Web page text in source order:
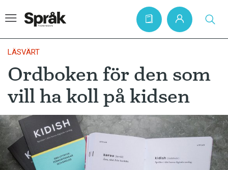
Hem
Artiklar
Krönikor
Språkfrågor
Skrivtips
LÄSVÄRT
Ordboken för den som
vill ha koll på kidsen